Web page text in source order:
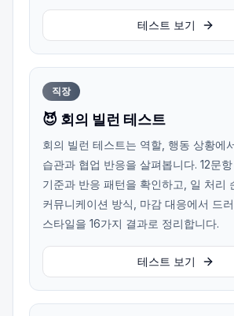
테스트 보기
직장
😈 회의 빌런 테스트
회의 빌런 테스트는 역할, 행동 상황에
습관과 협업 반응을 살펴봅니다. 12문
기준과 반응 패턴을 확인하고, 일 처리
커뮤니케이션 방식, 마감 대응에서 드
스타일을 16가지 결과로 정리합니다.
테스트 보기